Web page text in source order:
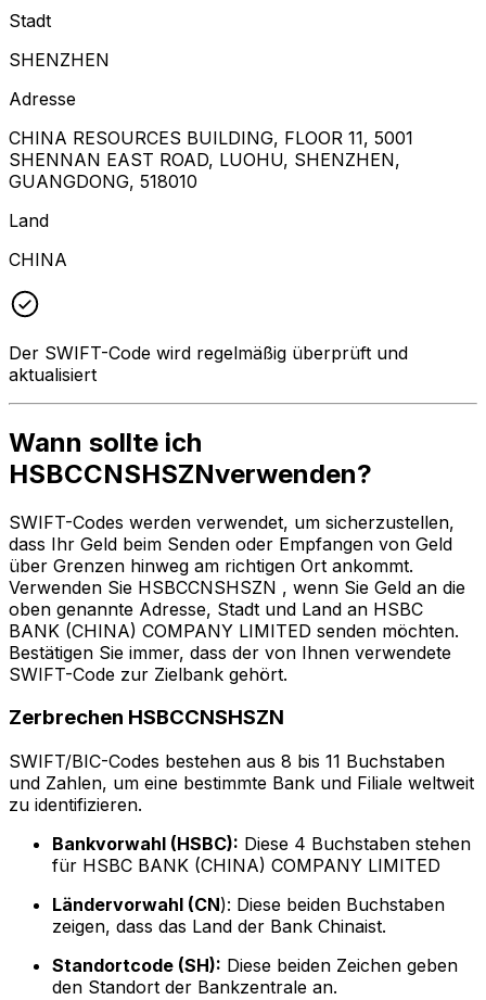
Stadt
SHENZHEN
Adresse
CHINA RESOURCES BUILDING, FLOOR 11, 5001
SHENNAN EAST ROAD, LUOHU, SHENZHEN,
GUANGDONG, 518010
Land
CHINA
Der SWIFT-Code wird regelmäßig überprüft und
aktualisiert
Wann sollte ich
HSBCCNSHSZNverwenden?
SWIFT-Codes werden verwendet, um sicherzustellen,
dass Ihr Geld beim Senden oder Empfangen von Geld
über Grenzen hinweg am richtigen Ort ankommt.
Verwenden Sie HSBCCNSHSZN , wenn Sie Geld an die
oben genannte Adresse, Stadt und Land an HSBC
BANK (CHINA) COMPANY LIMITED senden möchten.
Bestätigen Sie immer, dass der von Ihnen verwendete
SWIFT-Code zur Zielbank gehört.
Zerbrechen HSBCCNSHSZN
SWIFT/BIC-Codes bestehen aus 8 bis 11 Buchstaben
und Zahlen, um eine bestimmte Bank und Filiale weltweit
zu identifizieren.
Bankvorwahl (HSBC): Diese 4 Buchstaben stehen
für HSBC BANK (CHINA) COMPANY LIMITED
Ländervorwahl (CN): Diese beiden Buchstaben
zeigen, dass das Land der Bank Chinaist.
Standortcode (SH): Diese beiden Zeichen geben
den Standort der Bankzentrale an.